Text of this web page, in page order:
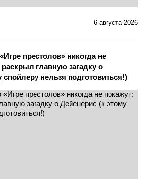
6 августа 2026
престолов» никогда не
главную загадку о
спойлеру нельзя подготовиться!)